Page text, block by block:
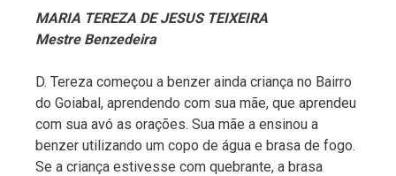
MARIA TEREZA DE JESUS TEIXEIRA
Mestre Benzedeira
D. Tereza começou a benzer ainda criança no Bairro
do Goiabal, aprendendo com sua mãe, que aprendeu
com sua avó as orações. Sua mãe a ensinou a
benzer utilizando um copo de água e brasa de fogo.
Se a criança estivesse com quebrante, a brasa